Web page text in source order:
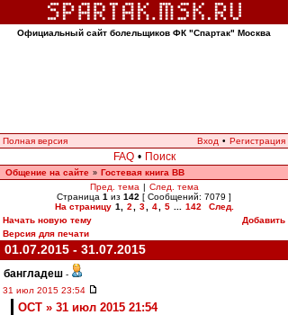
Официальный сайт болельщиков ФК "Спартак" Москва
Полная версия Вход • Регистрация
FAQ • Поиск
Общение на сайте » Гостевая книга ВВ
Пред. тема | След. тема
Страница 1 из 142 [ Сообщений: 7079 ]
На страницу 1 2 3 4 5 142
След.
Начать новую тему
Добавить
Версия для печати
01.07.2015 - 31.07.2015
бангладеш -
31 июл 2015 23:54
ОСТ » 31 июл 2015 21:54